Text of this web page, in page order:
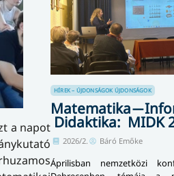
a napot
HÍREK – ÚJDONSÁGOK ÚJDONSÁGOK
Matematika
Didaktika: MIDK
2026/2. Báró Emőke
Áprilisban nemzetközi